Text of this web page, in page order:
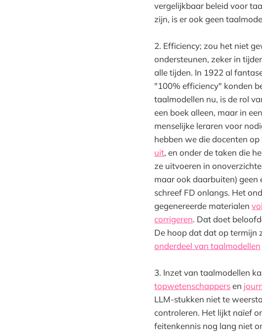
vergelijkbaar beleid voor
zijn, is er ook geen
2. Efficiency; zou het niet
ondersteunen, zeker in
alle tijden. In 1922 al
"100% efficiency" konden
taalmodellen nu, is de rol
een boek alleen, maar in
menselijke leraren voor
hebben we die docenten
uit, en onder de taken die
ze uitvoeren in
maar ook daarbuiten)
schreef FD onlangs. Het
gegenereerde materialen
corrigeren. Dat doet
De hoop dat dat op termijn
onderdeel van taalmodellen
3. Inzet van taalmodellen
topwetenschappersen
LLM-stukken niet te
controleren. Het lijkt naïef
feitenkennis nog lang niet